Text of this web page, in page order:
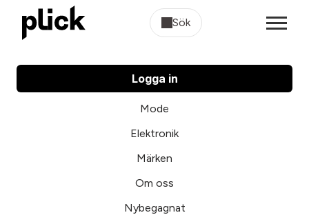
Sök
Logga in
Mode
Elektronik
Märken
Om oss
Nybegagnat